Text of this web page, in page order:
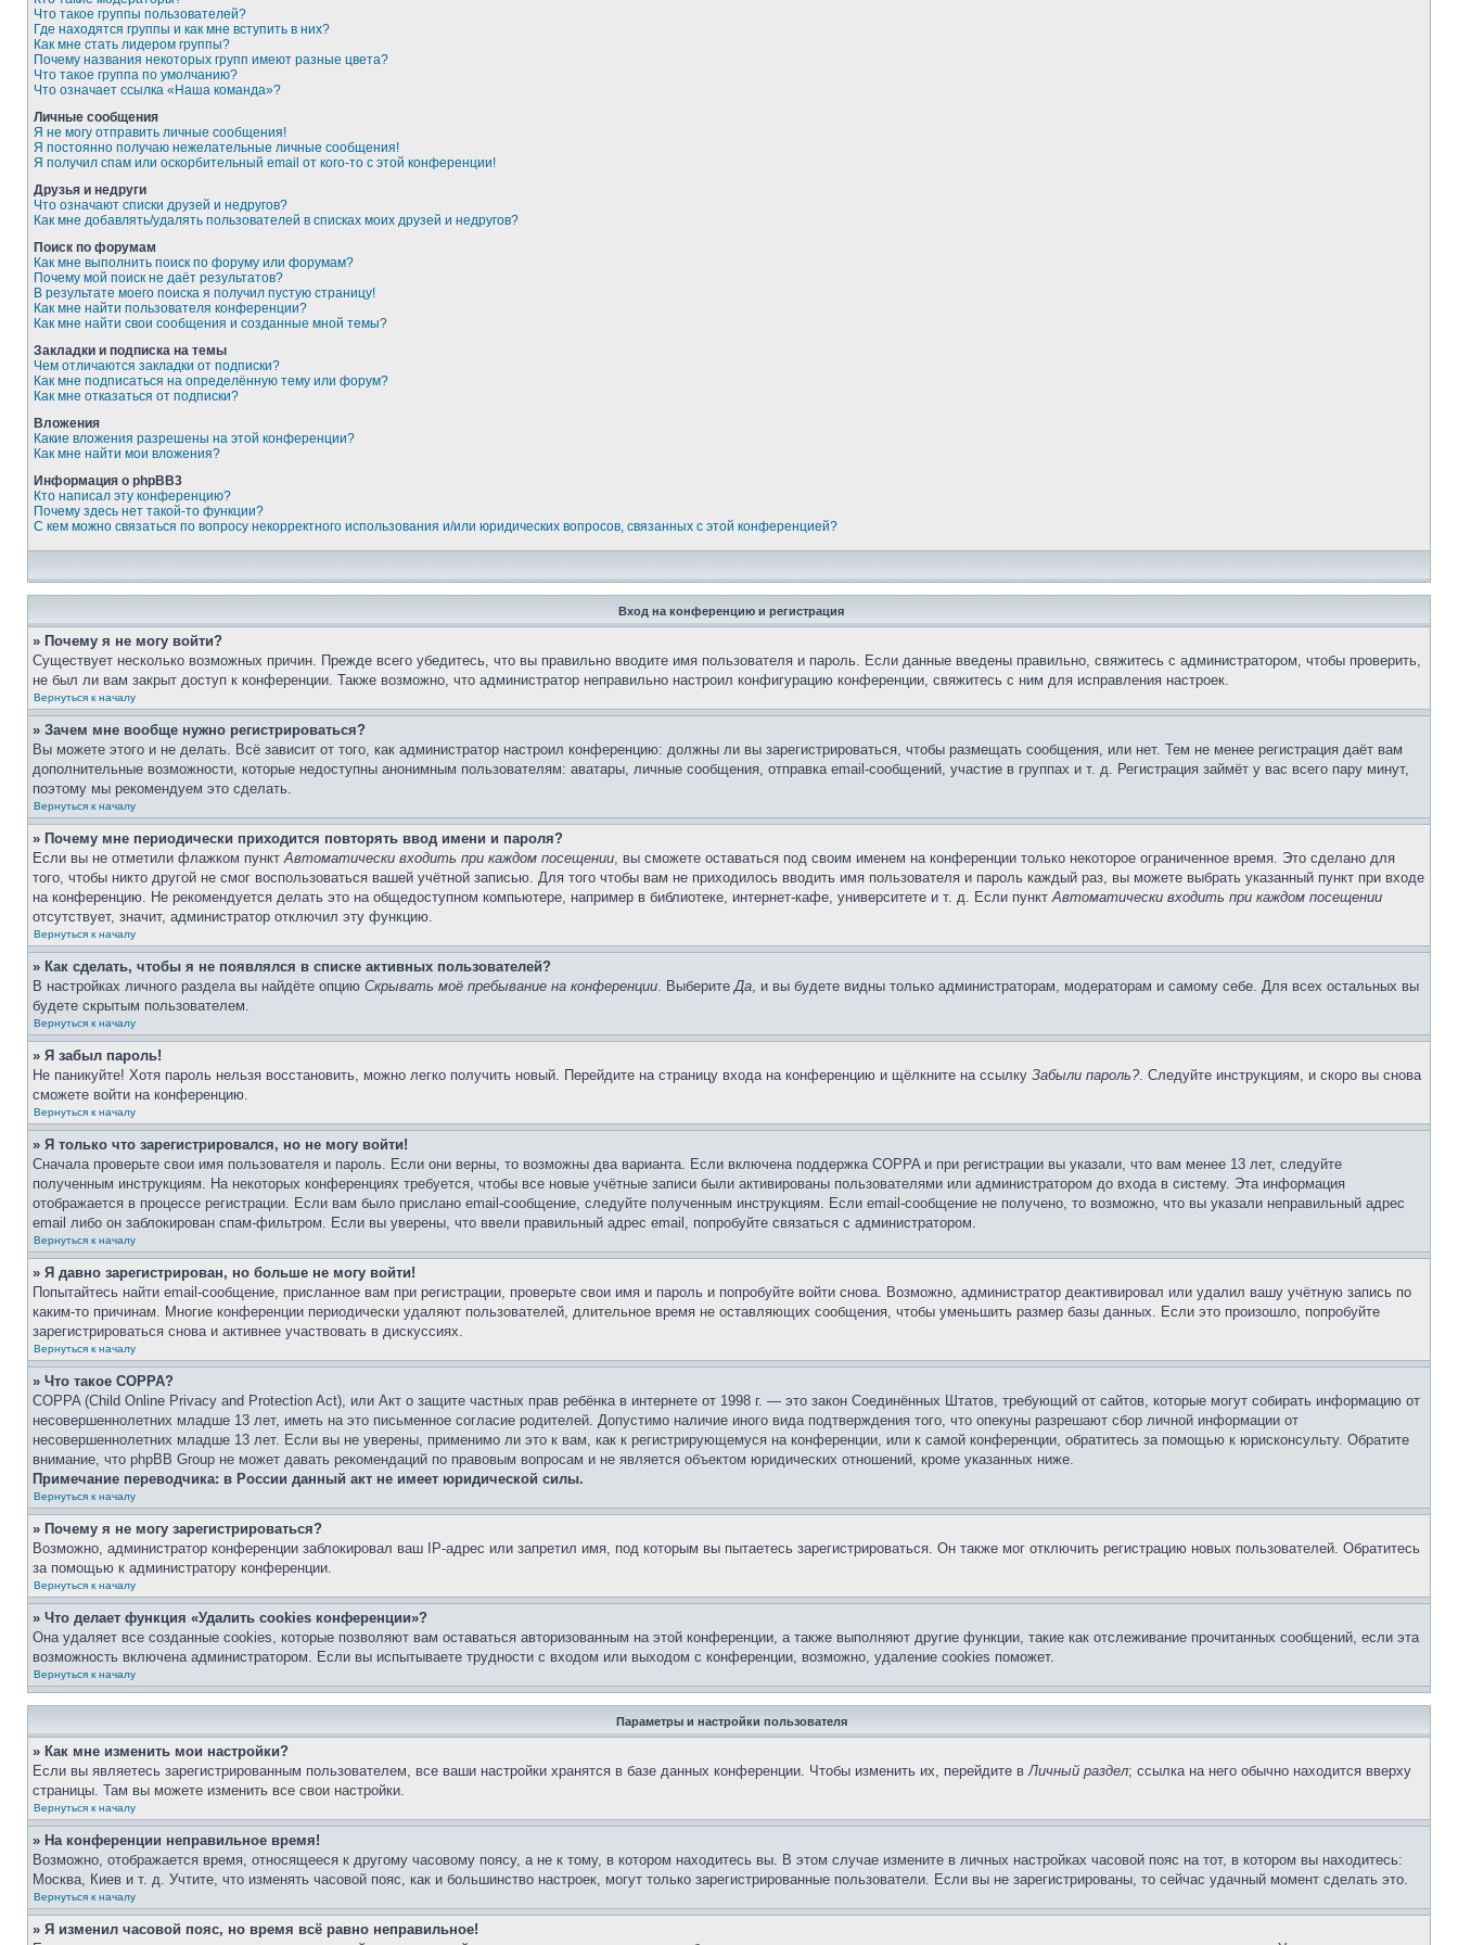
Что такое группы пользователей?
Где находятся группы и как мне вступить в них?
Как мне стать лидером группы?
Почему названия некоторых групп имеют разные цвета?
Что такое группа по умолчанию?
Что означает ссылка «Наша команда»?
Личные сообщения
Я не могу отправить личные сообщения!
Я постоянно получаю нежелательные личные сообщения!
Я получил спам или оскорбительный email от кого-то с этой конференции!
Друзья и недруги
Что означают списки друзей и недругов?
Как мне добавлять/удалять пользователей в списках моих друзей и недругов?
Поиск по форумам
Как мне выполнить поиск по форуму или форумам?
Почему мой поиск не даёт результатов?
В результате моего поиска я получил пустую страницу!
Как мне найти пользователя конференции?
Как мне найти свои сообщения и созданные мной темы?
Закладки и подписка на темы
Чем отличаются закладки от подписки?
Как мне подписаться на определённую тему или форум?
Как мне отказаться от подписки?
Вложения
Какие вложения разрешены на этой конференции?
Как мне найти мои вложения?
Информация о phpBB3
Кто написал эту конференцию?
Почему здесь нет такой-то функции?
С кем можно связаться по вопросу некорректного использования и/или юридических вопросов, связанных с этой конференцией?
Вход на конференцию и регистрация
» Почему я не могу войти?
Существует несколько возможных причин. Прежде всего убедитесь, что вы правильно вводите имя пользователя и пароль. Если данные введены правильно, свяжитесь с администратором, чтобы проверить,
не был ли вам закрыт доступ к конференции. Также возможно, что администратор неправильно настроил конфигурацию конференции, свяжитесь с ним для исправления настроек.
Вернуться к началу
» Зачем мне вообще нужно регистрироваться?
Вы можете этого и не делать. Всё зависит от того, как администратор настроил конференцию: должны ли вы зарегистрироваться, чтобы размещать сообщения, или нет. Тем не менее регистрация даёт вам
дополнительные возможности, которые недоступны анонимным пользователям: аватары, личные сообщения, отправка email-сообщений, участие в группах и т. д. Регистрация займёт у вас всего пару минут,
поэтому мы рекомендуем это сделать.
Вернуться к началу
» Почему мне периодически приходится повторять ввод имени и пароля?
Если вы не отметили флажком пунктАвтоматически входить при каждом посещении, вы сможете оставаться под своим именем на конференции только некоторое ограниченное время. Это сделано для
того, чтобы никто другой не смог воспользоваться вашей учётной записью. Для того чтобы вам не приходилось вводить имя пользователя и пароль каждый раз, вы можете выбрать указанный пункт при входе
на конференцию. Не рекомендуется делать это на общедоступном компьютере, например в библиотеке, интернет-кафе, университете и т. д. Если пунктАвтоматически входить при каждом посещении
отсутствует, значит, администратор отключил эту функцию.
Вернуться к началу
» Как сделать, чтобы я не появлялся в списке активных пользователей?
В настройках личного раздела вы найдёте опцию Скрывать моё пребывание на конференции. ВыберитеДа, и вы будете видны только администраторам, модераторам и самому себе. Для всех остальных вы
будете скрытым пользователем.
Вернуться к началу
» Я забыл пароль!
Не паникуйте! Хотя пароль нельзя восстановить, можно легко получить новый. Перейдите на страницу входа на конференцию и щёлкните на ссылку Забыли пароль?. Следуйте инструкциям, и скоро вы снова
сможете войти на конференцию.
Вернуться к началу
» Я только что зарегистрировался, но не могу войти!
Сначала проверьте свои имя пользователя и пароль. Если они верны, то возможны два варианта. Если включена поддержка COPPA и при регистрации вы указали, что вам менее 13 лет, следуйте
полученным инструкциям. На некоторых конференциях требуется, чтобы все новые учётные записи были активированы пользователями или администратором до входа в систему. Эта информация
отображается в процессе регистрации. Если вам было прислано email-сообщение, следуйте полученным инструкциям. Если email-сообщение не получено, то возможно, что вы указали неправильный адрес
email либо он заблокирован спам-фильтром. Если вы уверены, что ввели правильный адрес email, попробуйте связаться с администратором.
Вернуться к началу
» Я давно зарегистрирован, но больше не могу войти!
Попытайтесь найти email-сообщение, присланное вам при регистрации, проверьте свои имя и пароль и попробуйте войти снова. Возможно, администратор деактивировал или удалил вашу учётную запись по
каким-то причинам. Многие конференции периодически удаляют пользователей, длительное время не оставляющих сообщения, чтобы уменьшить размер базы данных. Если это произошло, попробуйте
зарегистрироваться снова и активнее участвовать в дискуссиях.
Вернуться к началу
» Что такое COPPA?
COPPA (Child Online Privacy and Protection Act), или Акт о защите частных прав ребёнка в интернете от 1998 г. — это закон Соединённых Штатов, требующий от сайтов, которые могут собирать информацию от
несовершеннолетних младше 13 лет, иметь на это письменное согласие родителей. Допустимо наличие иного вида подтверждения того, что опекуны разрешают сбор личной информации от
несовершеннолетних младше 13 лет. Если вы не уверены, применимо ли это к вам, как к регистрирующемуся на конференции, или к самой конференции, обратитесь за помощью к юрисконсульту. Обратите
внимание, что phpBB Group не может давать рекомендаций по правовым вопросам и не является объектом юридических отношений, кроме указанных ниже.
Примечание переводчика: в России данный акт не имеет юридической силы.
Вернуться к началу
» Почему я не могу зарегистрироваться?
Возможно, администратор конференции заблокировал ваш IP-адрес или запретил имя, под которым вы пытаетесь зарегистрироваться. Он также мог отключить регистрацию новых пользователей. Обратитесь
за помощью к администратору конференции.
Вернуться к началу
» Что делает функция «Удалить cookies конференции»?
Она удаляет все созданные cookies, которые позволяют вам оставаться авторизованным на этой конференции, а также выполняют другие функции, такие как отслеживание прочитанных сообщений, если эта
возможность включена администратором. Если вы испытываете трудности с входом или выходом с конференции, возможно, удаление cookies поможет.
Вернуться к началу
Параметры и настройки пользователя
» Как мне изменить мои настройки?
Если вы являетесь зарегистрированным пользователем, все ваши настройки хранятся в базе данных конференции. Чтобы изменить их, перейдите вЛичный раздел; ссылка на него обычно находится вверху
страницы. Там вы можете изменить все свои настройки.
Вернуться к началу
» На конференции неправильное время!
Возможно, отображается время, относящееся к другому часовому поясу, а не к тому, в котором находитесь вы. В этом случае измените в личных настройках часовой пояс на тот, в котором вы находитесь:
Москва, Киев и т. д. Учтите, что изменять часовой пояс, как и большинство настроек, могут только зарегистрированные пользователи. Если вы не зарегистрированы, то сейчас удачный момент сделать это.
Вернуться к началу
» Я изменил часовой пояс, но время всё равно неправильное!